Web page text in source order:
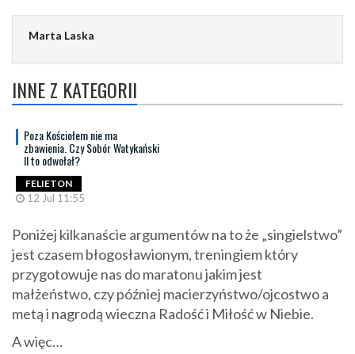
Marta Laska
INNE Z KATEGORII
Poza Kościołem nie ma
zbawienia. Czy Sobór Watykański
II to odwołał?
FELIETON
12 Jul 11:55
Poniżej kilkanaście argumentów na to że „singielstwo”
jest czasem błogosławionym, treningiem który
przygotowuje nas do maratonu jakim jest
małżeństwo, czy później macierzyństwo/ojcostwo a
metą i nagrodą wieczna Radość i Miłość w Niebie.
A więc…